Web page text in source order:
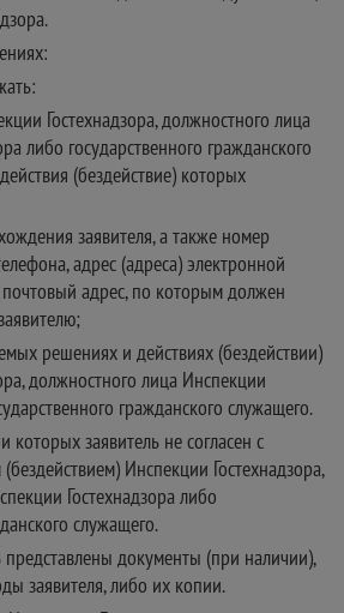
Гостехнадзора, должностного лица
либо государственного гражданского
(бездействие) которых
заявителя, а также номер
адрес (адреса) электронной
адрес, по которым должен
решениях и действиях (бездействии)
должностного лица Инспекции
гражданского служащего.
которых заявитель не согласен с
Инспекции Гостехнадзора,
Гостехнадзора либо
служащего.
представлены документы (при наличии),
заявителя, либо их копии.